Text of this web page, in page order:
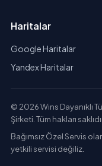
Haritalar
Google Haritalar
Yandex Haritalar
© 2026 Wins Dayanıklı
Şirketi. Tüm hakları
Bağımsız Özel Servis
yetkili servisi değiliz.